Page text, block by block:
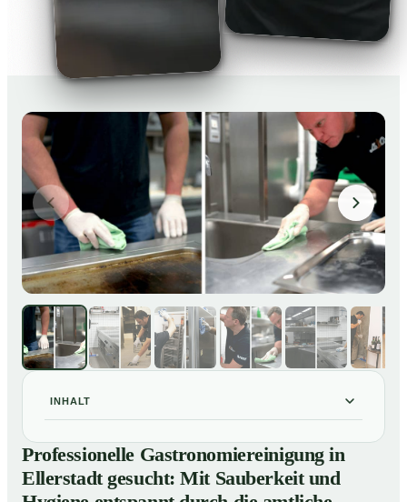
INHALT
01 Professionelle Gastronomiereinigung in Ellerstadt
gesucht: Mit Sauberkeit und Hygiene entspannt durch
die amtliche Kontrolle
Professionelle Gastronomiereinigung in
Ellerstadt gesucht: Mit Sauberkeit und